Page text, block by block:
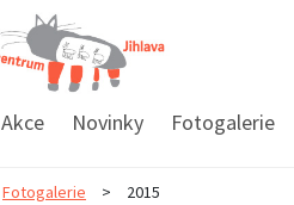
Akce Novinky Fotogalerie
Fotogalerie > 2015